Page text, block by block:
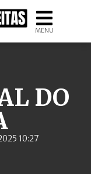
MENU
DO
10:27